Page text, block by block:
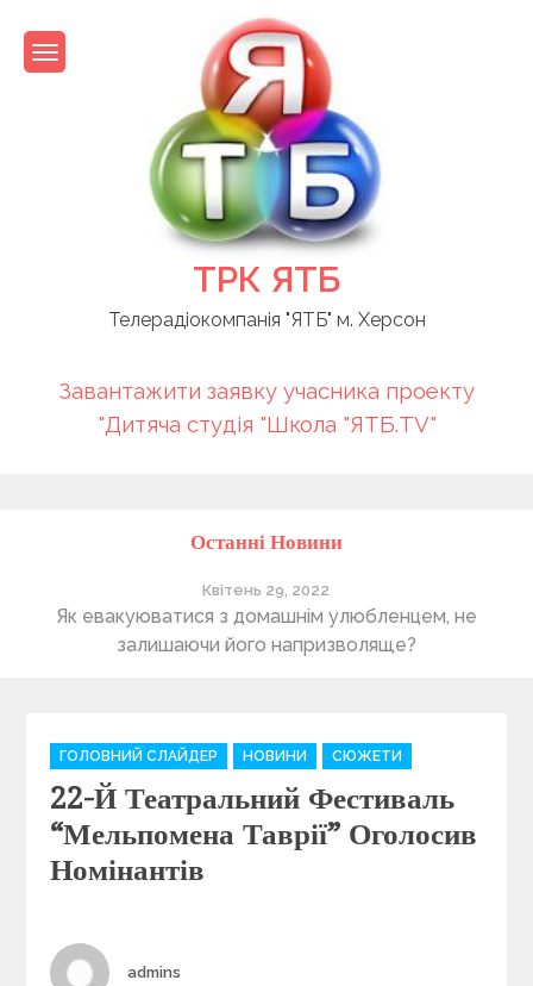
content
ТРК ЯТБ
Телерадіокомпанія "ЯТБ" м. Херсон
Завантажити заявку учасника проекту
"Дитяча студія "Школа "ЯТБ.TV"
Останні Новини
з домашнім улюбленцем, не
його напризволяще?
Понад 400
C
a
t
e
o
e
s
ГОЛОВНИЙ СЛАЙДЕР НОВИНИ СЮЖЕТИ
22-Й Театральний Фестиваль
“Мельпомена Таврії” Оголосив
Номінантів
Author
admins